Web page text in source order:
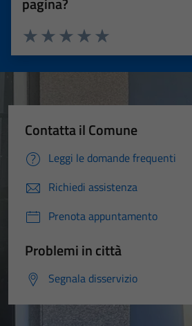
Valuta 5 stelle su 5
Valuta 4 stelle su 5
Valuta 3 stelle su 5
Valuta 2 stelle su 5
Valuta 1 stelle su 5
Contatta il Comune
Leggi le domande frequenti
Richiedi assistenza
Prenota appuntamento
Problemi in città
Segnala disservizio